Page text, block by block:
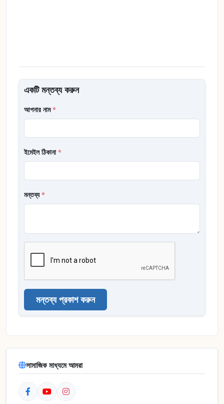
একটি মন্তব্য করুন
আপনার নাম*
ইমেইল ঠিকানা*
মন্তব্য*
মন্তব্য প্রকাশ করুন
সামাজিক মাধ্যমে আমরা